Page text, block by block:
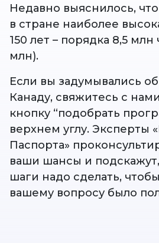
Недавно выяснилось,
в стране наиболее
150 лет – порядка 8,5 млн
млн).
Если вы задумывались
Канаду, свяжитесь с
кнопку “подобрать
верхнем углу. Эксперты
Паспорта»
ваши шансы и
шаги надо сделать,
вашему вопросу было